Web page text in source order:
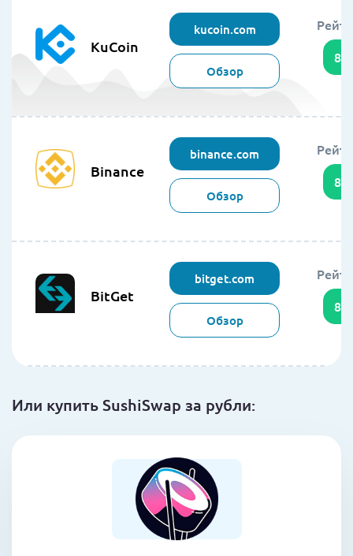
KuCoin
kucoin.com
Обзор
89
Binance
binance.com
Обзор
86
BitGet
bitget.com
Обзор
85
Или купить SushiSwap за рубли: